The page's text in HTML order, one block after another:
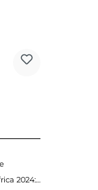
90 Punkte